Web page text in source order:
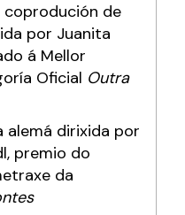
coprodución de
por Juanita
á Mellor
Oficial Outra
alemá dirixida por
premio do
da